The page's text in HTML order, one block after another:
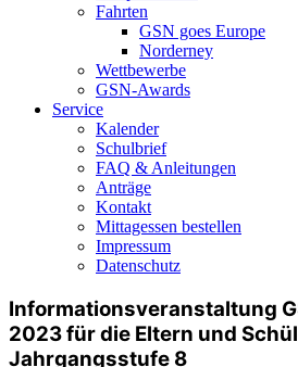
Fahrten
GSN goes Europe
Norderney
Wettbewerbe
GSN-Awards
Service
Kalender
Schulbrief
FAQ & Anleitungen
Anträge
Kontakt
Mittagessen bestellen
Impressum
Datenschutz
Informationsveranstaltung
2023 für die Eltern und
Jahrgangsstufe 8